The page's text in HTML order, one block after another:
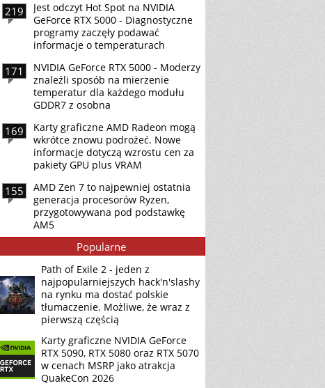
219
Jest odczyt Hot Spot na NVIDIA
GeForce RTX 5000 - Diagnostyczne
programy zaczęły podawać
informacje o temperaturach
171
NVIDIA GeForce RTX 5000 - Moderzy
znaleźli sposób na mierzenie
temperatur dla każdego modułu
GDDR7 z osobna
169
Karty graficzne AMD Radeon mogą
wkrótce znowu podrożeć. Nowe
informacje dotyczą wzrostu cen za
pakiety GPU plus VRAM
155
AMD Zen 7 to najpewniej ostatnia
generacja procesorów Ryzen,
przygotowywana pod podstawkę
AM5
Popularne
Path of Exile 2 - jeden z
najpopularniejszych hack'n'slashy
na rynku ma dostać polskie
tłumaczenie. Możliwe, że wraz z
pierwszą częścią
Karty graficzne NVIDIA GeForce
RTX 5090, RTX 5080 oraz RTX 5070
w cenach MSRP jako atrakcja
QuakeCon 2026